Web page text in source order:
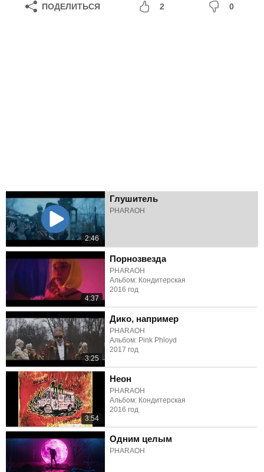
ПОДЕЛИТЬСЯ 2 0
2:46
Глушитель
PHARAOH
4:37
Порнозвезда
PHARAOH
Альбом: Кондитерская
2016 год
3:25
Дико, например
PHARAOH
Альбом: Pink Phloyd
2017 год
3:54
Неон
PHARAOH
Альбом: Кондитерская
2016 год
Одним целым
PHARAOH